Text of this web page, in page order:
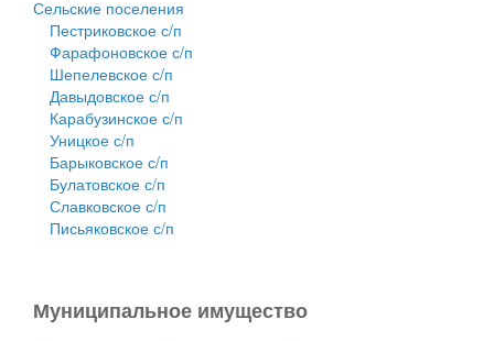
Сельские поселения
Пестриковское с/п
Фарафоновское с/п
Шепелевское с/п
Давыдовское с/п
Карабузинское с/п
Уницкое с/п
Барыковское с/п
Булатовское с/п
Славковское с/п
Письяковское с/п
Муниципальное имущество